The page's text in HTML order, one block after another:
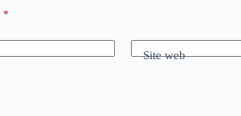
*
Site web